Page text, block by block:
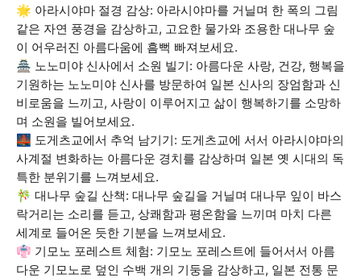
🌟 아라시야마 절경 감상: 아라시야마를 거닐며 한 폭의 그림
같은 자연 풍경을 감상하고, 고요한 물가와 조용한 대나무 숲
이 어우러진 아름다움에 흠뻑 빠져보세요.
🏯 노노미야 신사에서 소원 빌기: 아름다운 사랑, 건강, 행복을
기원하는 노노미야 신사를 방문하여 일본 신사의 장엄함과 신
비로움을 느끼고, 사랑이 이루어지고 삶이 행복하기를 소망하
며 소원을 빌어보세요.
🌉 도게츠교에서 추억 남기기: 도게츠교에 서서 아라시야마의
사계절 변화하는 아름다운 경치를 감상하며 일본 옛 시대의 독
특한 분위기를 느껴보세요.
🎋 대나무 숲길 산책: 대나무 숲길을 거닐며 대나무 잎이 바스
락거리는 소리를 듣고, 상쾌함과 평온함을 느끼며 마치 다른
세계로 들어온 듯한 기분을 느껴보세요.
👘 기모노 포레스트 체험: 기모노 포레스트에 들어서서 아름
다운 기모노로 덮인 수백 개의 기둥을 감상하고, 일본 전통 문